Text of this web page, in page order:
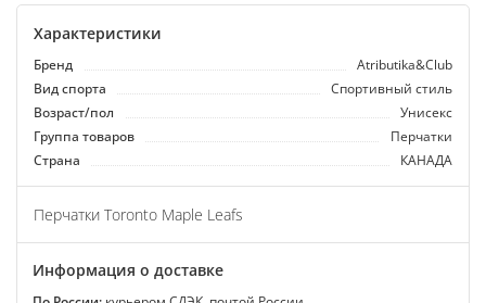
Характеристики
Бренд
Atributika&Club
Вид спорта
Спортивный стиль
Возраст/пол
Унисекс
Группа товаров
Перчатки
Страна
КАНАДА
Перчатки Toronto Maple Leafs
Информация о доставке